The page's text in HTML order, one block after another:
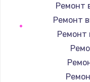
Ремонт
Ремонт
Ремонт